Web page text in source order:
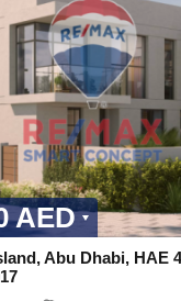
AED
Abu Dhabi, ΗΑΕ